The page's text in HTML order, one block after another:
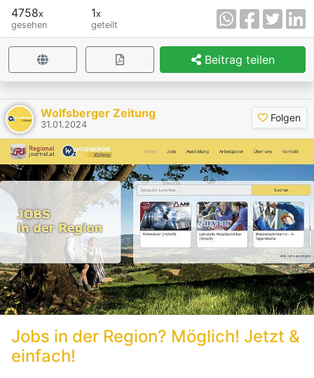
4758x
gesehen
1x
geteilt
Beitrag teilen
× Wolfsberger Zeitung
31.01.2024
Folgen
Jobs in der Region? Möglich! Jetzt &
einfach!